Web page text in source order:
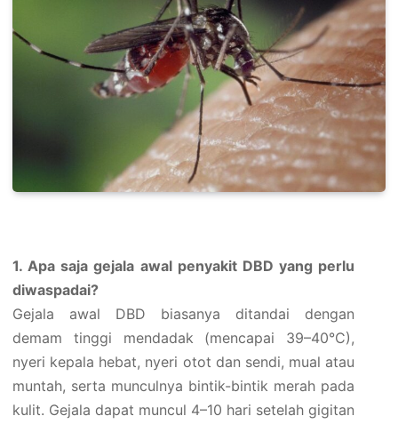
1. Apa saja gejala awal penyakit DBD yang perlu
diwaspadai?
Gejala awal DBD biasanya ditandai dengan
demam tinggi mendadak (mencapai 39–40°C),
nyeri kepala hebat, nyeri otot dan sendi, mual atau
muntah, serta munculnya bintik-bintik merah pada
kulit. Gejala dapat muncul 4–10 hari setelah gigitan